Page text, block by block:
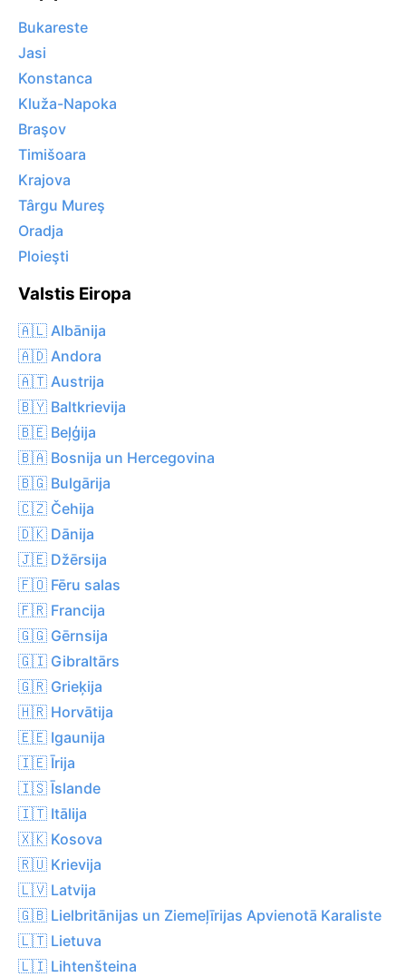
Bukareste
Jasi
Konstanca
Kluža-Napoka
Braşov
Timišoara
Krajova
Târgu Mureş
Oradja
Ploieşti
Valstis Eiropa
🇦🇱 Albānija
🇦🇩 Andora
🇦🇹 Austrija
🇧🇾 Baltkrievija
🇧🇪 Beļģija
🇧🇦 Bosnija un Hercegovina
🇧🇬 Bulgārija
🇨🇿 Čehija
🇩🇰 Dānija
🇯🇪 Džērsija
🇫🇴 Fēru salas
🇫🇷 Francija
🇬🇬 Gērnsija
🇬🇮 Gibraltārs
🇬🇷 Grieķija
🇭🇷 Horvātija
🇪🇪 Igaunija
🇮🇪 Īrija
🇮🇸 Īslande
🇮🇹 Itālija
🇽🇰 Kosova
🇷🇺 Krievija
🇱🇻 Latvija
🇬🇧 Lielbritānijas un Ziemeļīrijas Apvienotā Karaliste
🇱🇹 Lietuva
🇱🇮 Lihtenšteina